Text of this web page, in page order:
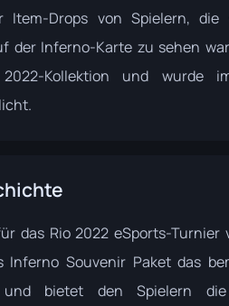
Item-Drops von Spielern, die
der Inferno-Karte zu sehen
Kollektion und wurde
das Rio 2022 eSports-Turnier
Inferno Souvenir Paket das
und bietet den Spielern die